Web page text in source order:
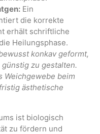
Ein
die korrekte
erhält schriftliche
Heilungsphase.
konkav geformt,
zu gestalten.
Weichgewebe beim
ästhetische
ist biologisch
zu fördern und